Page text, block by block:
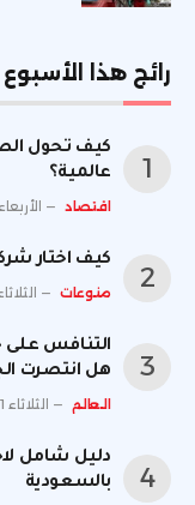
رائج هذا الأسبوع
كيف تحول
عالمية؟
اقتصاد الأربعاء 22 يوليو
كيف اختار
منوعات الثلاثاء 21 يوليو
التنافس على
هل انتصرت
العالم الثلاثاء 21 يوليو 4:36 م
دليل شامل
بالسعودية